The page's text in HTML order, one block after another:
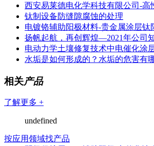
西安易莱德电化学科技有限公司-
钛制设备防缝隙腐蚀的处理
电镀铬辅助阳极材料-贵金属涂层钛
扬帆起航，再创辉煌—2021年公司
电动力学土壤修复技术中电催化涂
水垢是如何形成的？水垢的危害有
相关产品
了解更多 +
undefined
按应用领域找产品